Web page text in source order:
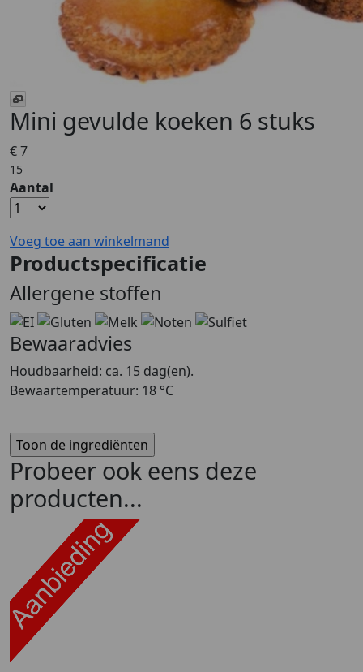
Mini gevulde koeken 6 stuks
€ 7
15
Aantal
Voeg toe aan winkelmand
Productspecificatie
Allergene stoffen
Bewaaradvies
Houdbaarheid: ca. 15 dag(en).
Bewaartemperatuur: 18 °C
Probeer ook eens deze
producten...